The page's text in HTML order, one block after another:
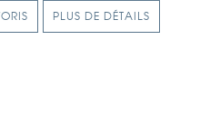
PLUS DE DÉTAILS